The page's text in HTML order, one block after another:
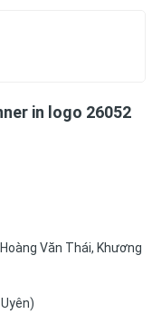
in logo 26052
Văn Thái, Khương